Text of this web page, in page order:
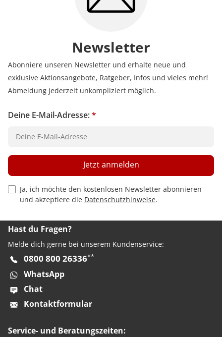
Newsletter
Abonniere unseren Newsletter und erhalte neue und
exklusive Aktionsangebote, Ratgeber, Infos und vieles mehr!
Abmeldung jederzeit unkompliziert möglich.
Deine E-Mail-Adresse:*
Privacy Policy Checkbox
Ja, ich möchte den kostenlosen Newsletter abonnieren
und akzeptiere die Datenschutzhinweise.
Jetzt anmelden
Hast du Fragen?
Melde dich gerne bei unserem Kundenservice:
0800 800 26336**
WhatsApp
Chat
Kontaktformular
Service- und Beratungszeiten: